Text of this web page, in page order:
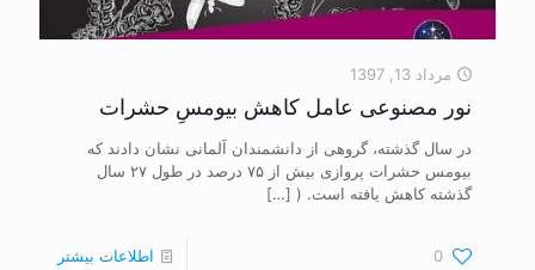
مرداد 13, 1397
نور مصنوعی عامل کاهش بیومسِ حشرات
در سال گذشته، گروهی از دانشمندان آلمانی نشان دادند که
بیومس حشرات پروازی بیش از ۷۵ درصد در طول ۲۷ سال
گذشته کاهش یافته است. ( […]
0 اطلاعات بیشتر